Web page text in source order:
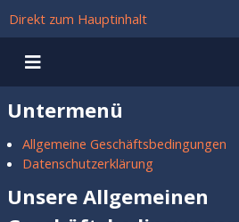
Direkt zum Hauptinhalt
Untermenü
Allgemeine Geschäftsbedingungen
Datenschutzerklärung
Unsere Allgemeinen